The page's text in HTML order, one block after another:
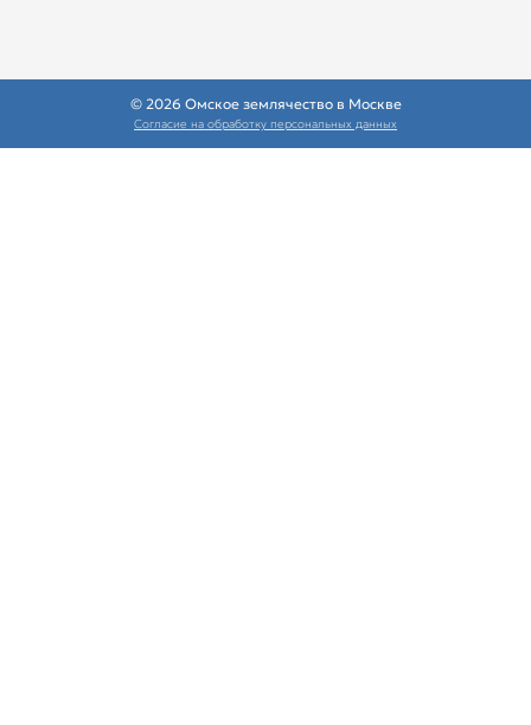
© 2026 Омское землячество в Москве
Согласие на обработку персональных данных